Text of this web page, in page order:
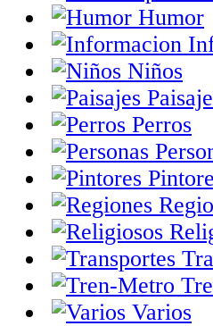
Humor
Niños
Perros
Varios